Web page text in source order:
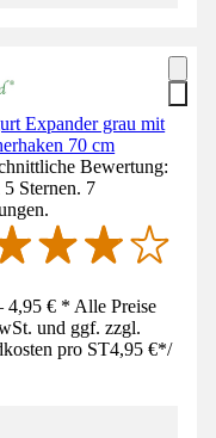
Expander grau mit
70 cm
Bewertung:
Sternen. 7
€ * Alle Preise
und ggf. zzgl.
pro ST4,95 €*/